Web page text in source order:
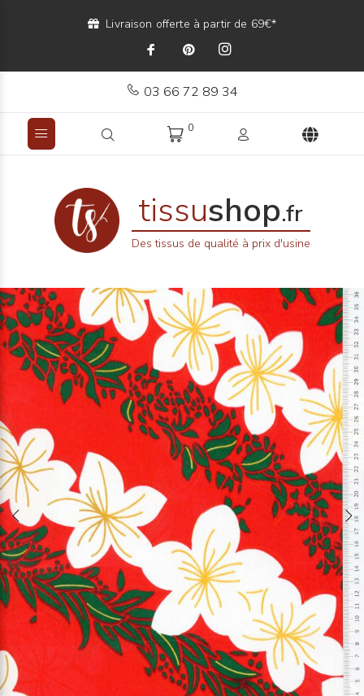
Livraison offerte à partir de 69€*
03 66 72 89 34
0
tissushop.fr
Des tissus de qualité à prix d'usine